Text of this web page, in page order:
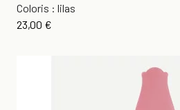
Coloris : lilas
Prix
23,00 €